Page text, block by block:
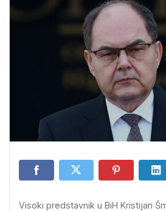
Visoki predstavnik u BiH Kristijan